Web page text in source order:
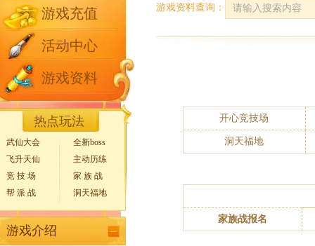
游戏充值
活动中心
游戏资料
热点玩法
武仙大会
全新boss
飞升天仙
主动历练
竞 技 场
家 族 战
帮 派 战
洞天福地
游戏介绍
游戏资料查询：
开心竞技场
洞天福地
家族战报名